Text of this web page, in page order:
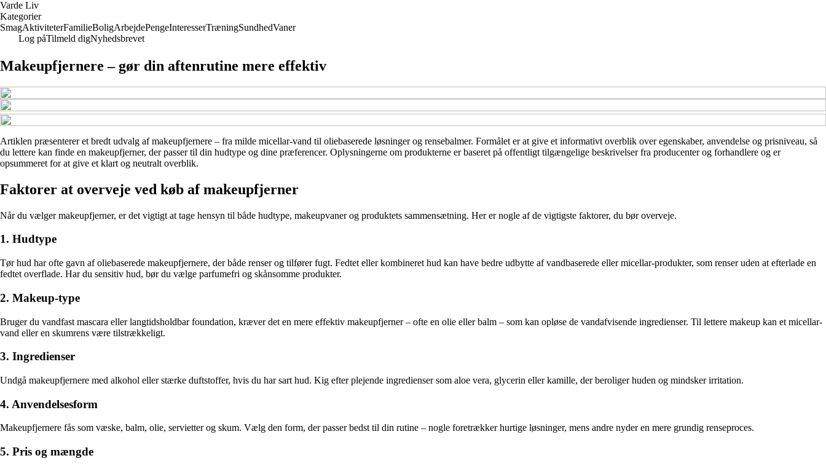
Varde Liv
Kategorier
SmagAktiviteterFamilieBoligArbejdePengeInteresserTræningSundhedVaner
Log påTilmeld digNyhedsbrevet
Makeupfjernere – gør din aftenrutine mere effektiv
Artiklen præsenterer et bredt udvalg af makeupfjernere – fra milde micellar-vand til oliebaserede løsninger og rensebalmer. Formålet er at give et informativt overblik over egenskaber, anvendelse og prisniveau, så
du lettere kan finde en makeupfjerner, der passer til din hudtype og dine præferencer. Oplysningerne om produkterne er baseret på offentligt tilgængelige beskrivelser fra producenter og forhandlere og er
opsummeret for at give et klart og neutralt overblik.
Faktorer at overveje ved køb af makeupfjerner
Når du vælger makeupfjerner, er det vigtigt at tage hensyn til både hudtype, makeupvaner og produktets sammensætning. Her er nogle af de vigtigste faktorer, du bør overveje.
1. Hudtype
Tør hud har ofte gavn af oliebaserede makeupfjernere, der både renser og tilfører fugt. Fedtet eller kombineret hud kan have bedre udbytte af vandbaserede eller micellar-produkter, som renser uden at efterlade en
fedtet overflade. Har du sensitiv hud, bør du vælge parfumefri og skånsomme produkter.
2. Makeup-type
Bruger du vandfast mascara eller langtidsholdbar foundation, kræver det en mere effektiv makeupfjerner – ofte en olie eller balm – som kan opløse de vandafvisende ingredienser. Til lettere makeup kan et micellar-
vand eller en skumrens være tilstrækkeligt.
3. Ingredienser
Undgå makeupfjernere med alkohol eller stærke duftstoffer, hvis du har sart hud. Kig efter plejende ingredienser som aloe vera, glycerin eller kamille, der beroliger huden og mindsker irritation.
4. Anvendelsesform
Makeupfjernere fås som væske, balm, olie, servietter og skum. Vælg den form, der passer bedst til din rutine – nogle foretrækker hurtige løsninger, mens andre nyder en mere grundig renseproces.
5. Pris og mængde